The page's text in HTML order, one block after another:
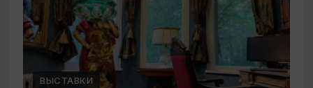
ВЫСТАВКИ